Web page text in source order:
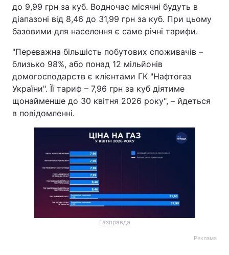
до 9,99 грн за куб. Водночас місячні будуть в
діапазоні від 8,46 до 31,99 грн за куб. При цьому
базовими для населення є саме річні тарифи.
"Переважна більшість побутових споживачів –
близько 98%, або понад 12 мільйонів
домогосподарств є клієнтами ГК "Нафтогаз
України". Її тариф – 7,96 грн за куб діятиме
щонайменше до 30 квітня 2026 року", – йдеться
в повідомленні.
Газправда
Реклама